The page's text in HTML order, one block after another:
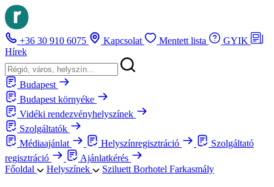
+36 30 910 6075 Kapcsolat Mentett lista
GYIK
Hírek
Budapest
Budapest környéke
Vidéki rendezvényhelyszínek
Szolgáltatók
Médiaajánlat
Helyszínregisztráció
Szolgáltató
regisztráció
Ajánlatkérés
Főoldal
Helyszínek Sziluett Borhotel Farkasmály